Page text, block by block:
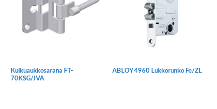
Kulkuaukkosarana FT-
70KSG/JVA
ABLOY 4960 Lukkorunko Fe/ZL